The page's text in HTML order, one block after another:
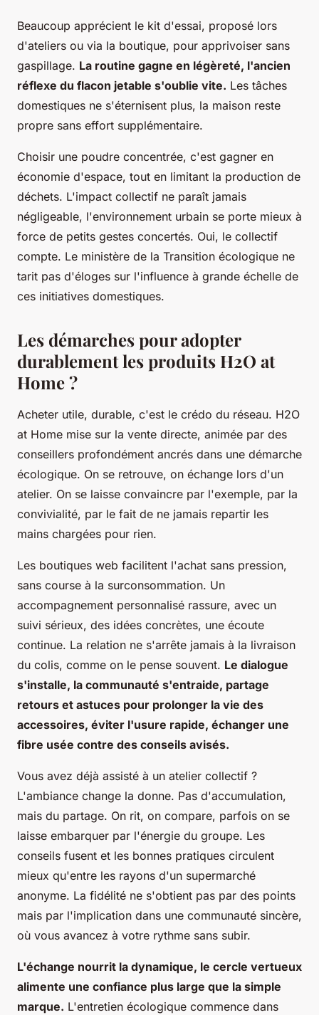
Beaucoup apprécient le kit d'essai, proposé lors
d'ateliers ou via la boutique, pour apprivoiser sans
gaspillage. La routine gagne en légèreté, l'ancien
réflexe du flacon jetable s'oublie vite. Les tâches
domestiques ne s'éternisent plus, la maison reste
propre sans effort supplémentaire.
Choisir une poudre concentrée, c'est gagner en
économie d'espace, tout en limitant la production de
déchets. L'impact collectif ne paraît jamais
négligeable, l'environnement urbain se porte mieux à
force de petits gestes concertés. Oui, le collectif
compte. Le ministère de la Transition écologique ne
tarit pas d'éloges sur l'influence à grande échelle de
ces initiatives domestiques.
Les démarches pour adopter
durablement les produits H2O at
Home ?
Acheter utile, durable, c'est le crédo du réseau. H2O
at Home mise sur la vente directe, animée par des
conseillers profondément ancrés dans une démarche
écologique. On se retrouve, on échange lors d'un
atelier. On se laisse convaincre par l'exemple, par la
convivialité, par le fait de ne jamais repartir les
mains chargées pour rien.
Les boutiques web facilitent l'achat sans pression,
sans course à la surconsommation. Un
accompagnement personnalisé rassure, avec un
suivi sérieux, des idées concrètes, une écoute
continue. La relation ne s'arrête jamais à la livraison
du colis, comme on le pense souvent. Le dialogue
s'installe, la communauté s'entraide, partage
retours et astuces pour prolonger la vie des
accessoires, éviter l'usure rapide, échanger une
fibre usée contre des conseils avisés.
Vous avez déjà assisté à un atelier collectif ?
L'ambiance change la donne. Pas d'accumulation,
mais du partage. On rit, on compare, parfois on se
laisse embarquer par l'énergie du groupe. Les
conseils fusent et les bonnes pratiques circulent
mieux qu'entre les rayons d'un supermarché
anonyme. La fidélité ne s'obtient pas par des points
mais par l'implication dans une communauté sincère,
où vous avancez à votre rythme sans subir.
L'échange nourrit la dynamique, le cercle vertueux
alimente une confiance plus large que la simple
marque. L'entretien écologique commence dans